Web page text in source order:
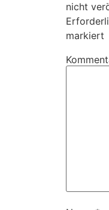
nicht
markiert